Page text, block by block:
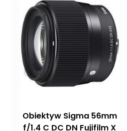
Obiektyw Sigma 56mm
f/1.4 C DC DN Fujifilm X